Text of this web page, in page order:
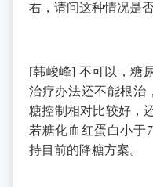
右，请问这种情况是
[韩峻峰] 不可以，糖
治疗办法还不能根治
糖控制相对比较好，
若糖化血红蛋白小于7
持目前的降糖方案。